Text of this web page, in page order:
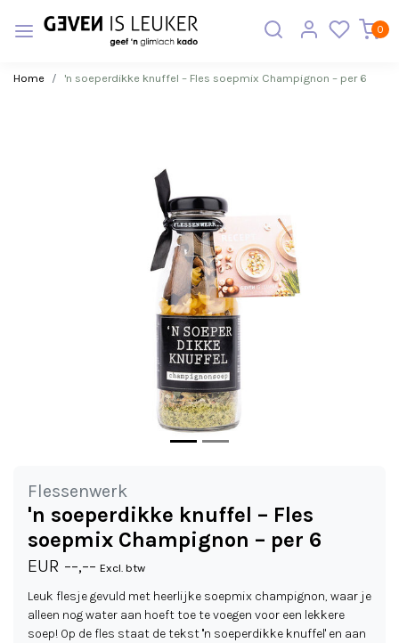
0
Home 'n soeperdikke knuffel – Fles soepmix Champignon – per 6
Flessenwerk
'n soeperdikke knuffel – Fles
soepmix Champignon – per 6
EUR --,-- Excl. btw
Leuk flesje gevuld met heerlijke soepmix champignon, waar je
alleen nog water aan hoeft toe te voegen voor een lekkere
soep! Op de fles staat de tekst ''n soeperdikke knuffel' en aan